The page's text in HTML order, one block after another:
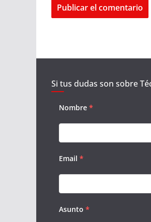
Si tus dudas son sobre
Nombre *
Email *
Asunto *